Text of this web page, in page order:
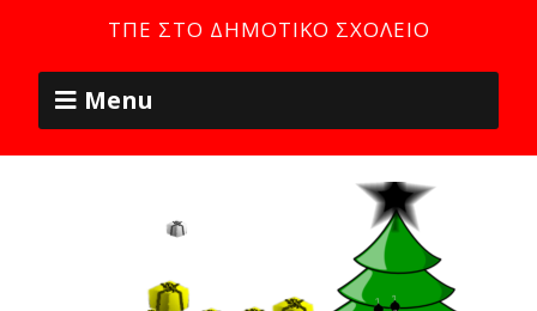
ΤΠΕ ΣΤΟ ΔΗΜΟΤΙΚΌ ΣΧΟΛΕΊΟ
Menu